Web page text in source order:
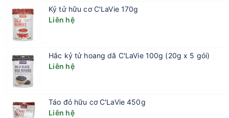
Hướng dẫn bảo quản:
Bảo quản trong nơi khô ráo, thoáng mát,
tránh ánh sáng trực tiếp. Nhiệt độ kho từ 20-25 độ C. Đóng kín
nắp sau mỗi lần sử dụng
Hướng dẫn bảo quản sau mở gói/chai:
mát tủ lạnh 8-10 độ C
Hạn sử dụng: 24 tháng
Đối tượng sử dụng:
Người mắc bệnh tiểu đường type 2
Kỷ tử hữu cơ C'LaVie 170g
Liên hệ
Hắc kỷ tử hoang dã C'LaVie 100g (20g x 5 gói)
Liên hệ
Táo đỏ hữu cơ C'LaVie 450g
Liên hệ